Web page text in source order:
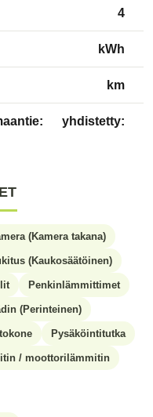
4
kWh
km
yhdistetty:
(Kamera takana)
(Kaukosäätöinen)
Penkinlämmittimet
(Perinteinen)
Pysäköintitutka
/ moottorilämmitin